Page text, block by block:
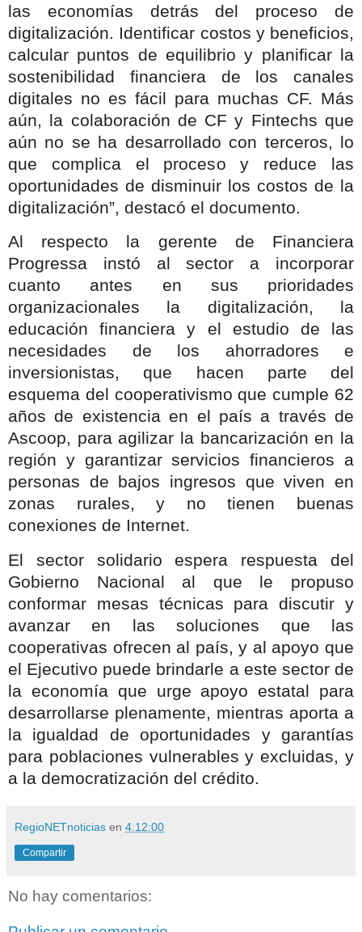
las economías detrás del proceso de
digitalización. Identificar costos y beneficios,
calcular puntos de equilibrio y planificar la
sostenibilidad financiera de los canales
digitales no es fácil para muchas CF. Más
aún, la colaboración de CF y Fintechs que
aún no se ha desarrollado con terceros, lo
que complica el proceso y reduce las
oportunidades de disminuir los costos de la
digitalización”, destacó el documento.
Al respecto la gerente de Financiera
Progressa instó al sector a incorporar
cuanto antes en sus prioridades
organizacionales la digitalización, la
educación financiera y el estudio de las
necesidades de los ahorradores e
inversionistas, que hacen parte del
esquema del cooperativismo que cumple 62
años de existencia en el país a través de
Ascoop, para agilizar la bancarización en la
región y garantizar servicios financieros a
personas de bajos ingresos que viven en
zonas rurales, y no tienen buenas
conexiones de Internet.
El sector solidario espera respuesta del
Gobierno Nacional al que le propuso
conformar mesas técnicas para discutir y
avanzar en las soluciones que las
cooperativas ofrecen al país, y al apoyo que
el Ejecutivo puede brindarle a este sector de
la economía que urge apoyo estatal para
desarrollarse plenamente, mientras aporta a
la igualdad de oportunidades y garantías
para poblaciones vulnerables y excluidas, y
a la democratización del crédito.
RegioNETnoticias en 4:12:00
Compartir
No hay comentarios: